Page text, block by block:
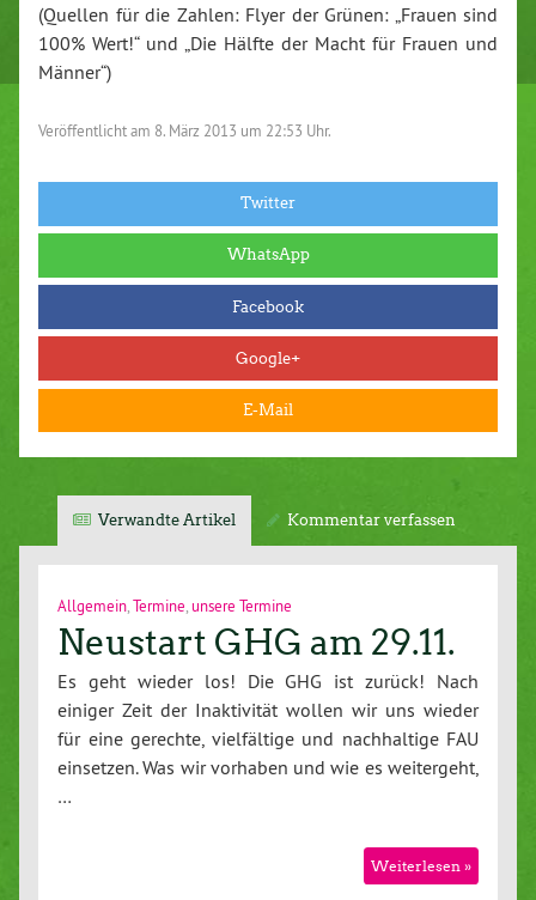
(Quellen für die Zahlen: Flyer der Grünen: „Frauen sind
100% Wert!“ und „Die Hälfte der Macht für Frauen und
Männer“)
Veröffentlicht am 8. März 2013 um 22:53 Uhr.
Twitter
WhatsApp
Facebook
Google+
E-Mail
Verwandte Artikel Kommentar verfassen
Allgemein Termine unsere Termine
Neustart GHG am 29.11.
Es geht wieder los! Die GHG ist zurück! Nach
einiger Zeit der Inaktivität wollen wir uns wieder
für eine gerechte, vielfältige und nachhaltige FAU
einsetzen. Was wir vorhaben und wie es weitergeht,
…
Weiterlesen »